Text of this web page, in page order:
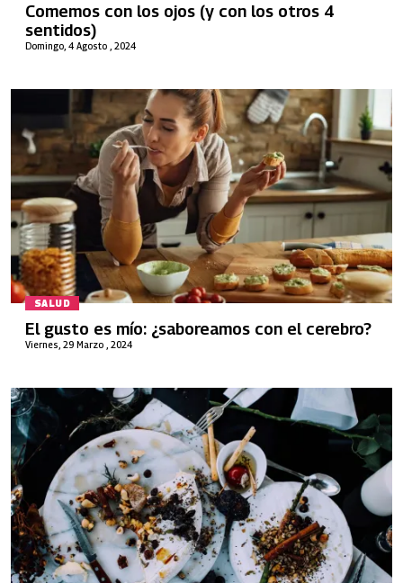
Domingo, 4 Agosto , 2024
Comemos con los ojos (y con los otros 4
sentidos)
SALUD
Viernes, 29 Marzo , 2024
El gusto es mío: ¿saboreamos con el cerebro?